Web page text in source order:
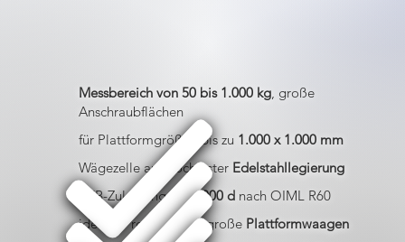
Messbereich von 50 bis 1.000 kg, große
Anschraubflächen
für Plattformgrößen bis zu 1.000 x 1.000 mm
Wägezelle aus hochfester Edelstahllegierung
ideal für robuste und große Plattformwaagen
PTB-Zulassung bis5.000 dnach OIML R60